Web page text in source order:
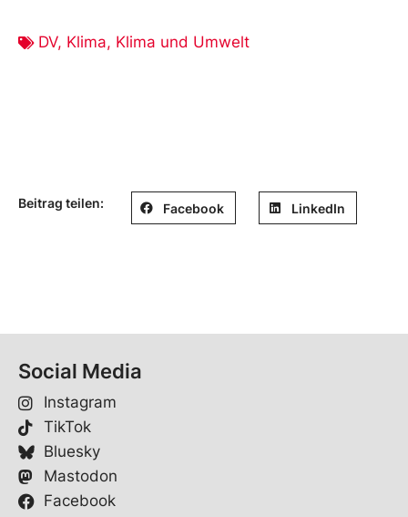
DV, Klima, Klima und Umwelt
Beitrag teilen: Facebook LinkedIn
Social Media
Instagram
TikTok
Bluesky
Mastodon
Facebook